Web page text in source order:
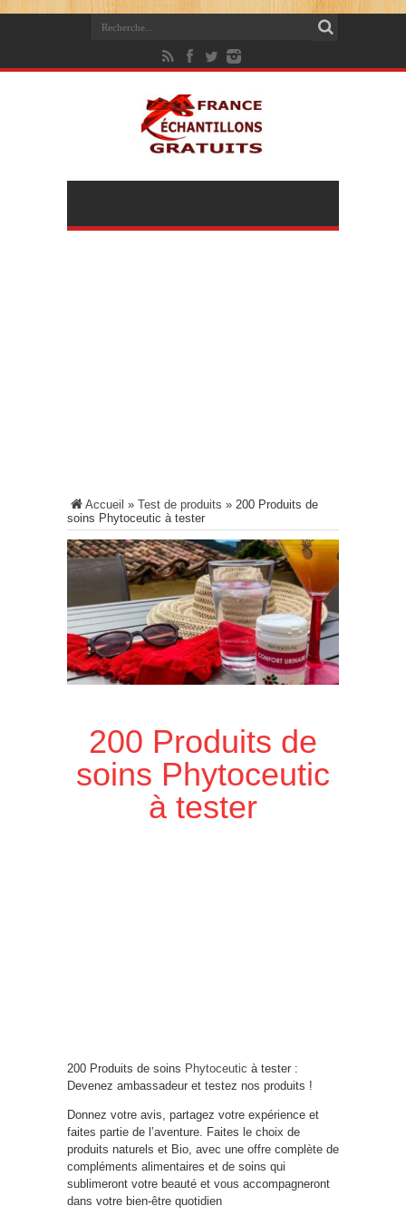
Accueil » Test de produits » 200 Produits de
soins Phytoceutic à tester
200 Produits de
soins Phytoceutic
à tester
200 Produits de soins Phytoceutic à tester :
Devenez ambassadeur et testez nos produits !
Donnez votre avis, partagez votre expérience et
faites partie de l’aventure. Faites le choix de
produits naturels et Bio, avec une offre complète de
compléments alimentaires et de soins qui
sublimeront votre beauté et vous accompagneront
dans votre bien-être quotidien